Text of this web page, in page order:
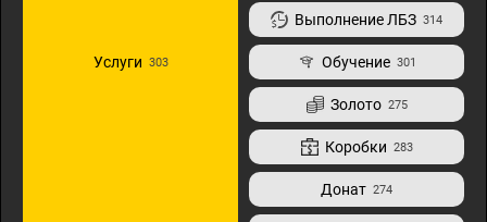
Услуги 303
Выполнение ЛБЗ 314
Обучение 301
Золото 275
Коробки 283
Донат 274